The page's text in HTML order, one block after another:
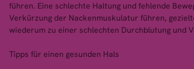
führen. Eine schlechte Haltung und fehlende
Verkürzung der Nackenmuskulatur führen,
wiederum zu einer schlechten Durchblutung und
Tipps für einen gesunden Hals